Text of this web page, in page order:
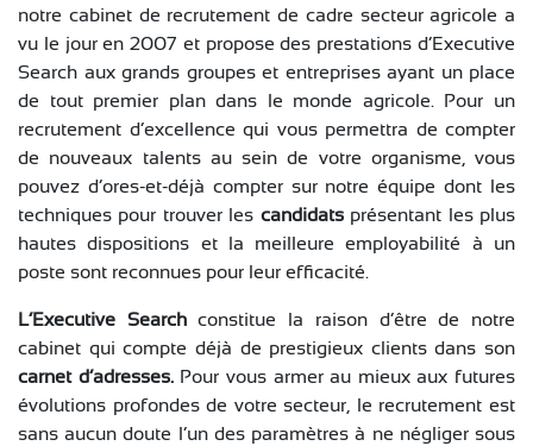
notre cabinet de recrutement de cadre secteur agricole a
vu le jour en 2007 et propose des prestations d’Executive
Search aux grands groupes et entreprises ayant un place
de tout premier plan dans le monde agricole. Pour un
recrutement d’excellence qui vous permettra de compter
de nouveaux talents au sein de votre organisme, vous
pouvez d’ores-et-déjà compter sur notre équipe dont les
techniques pour trouver les candidatsprésentant les plus
hautes dispositions et la meilleure employabilité à un
poste sont reconnues pour leur efficacité.
L’Executive Searchconstitue la raison d’être de notre
cabinet qui compte déjà de prestigieux clients dans son
carnet d’adresses.Pour vous armer au mieux aux futures
évolutions profondes de votre secteur, le recrutement est
sans aucun doute l’un des paramètres à ne négliger sous